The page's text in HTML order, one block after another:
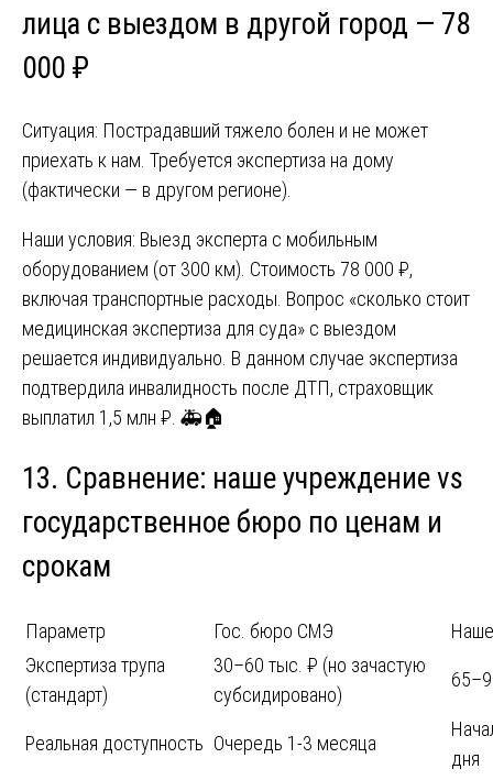
лица с выездом в другой город — 78
000 ₽
Ситуация: Пострадавший тяжело болен и не может
приехать к нам. Требуется экспертиза на дому
(фактически — в другом регионе).
Наши условия: Выезд эксперта с мобильным
оборудованием (от 300 км). Стоимость 78 000 ₽,
включая транспортные расходы. Вопрос «сколько стоит
медицинская экспертиза для суда» с выездом
решается индивидуально. В данном случае экспертиза
подтвердила инвалидность после ДТП, страховщик
выплатил 1,5 млн ₽. 🚑🏠
13. Сравнение: наше учреждение vs
государственное бюро по ценам и
срокам
Параметр Гос. бюро СМЭ
Экспертиза трупа
(стандарт)
30–60 тыс. ₽ (но зачастую
субсидировано)
Реальная доступность Очередь 1-3 месяца
дня